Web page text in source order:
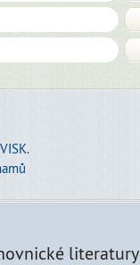
VISK.
literatury